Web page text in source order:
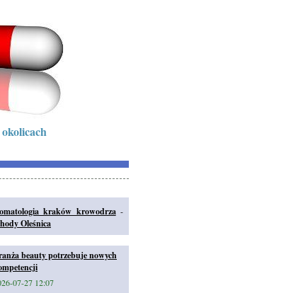
kraków krowodrza-
Oleśnica
beauty potrzebuje nowych
07-27 12:07